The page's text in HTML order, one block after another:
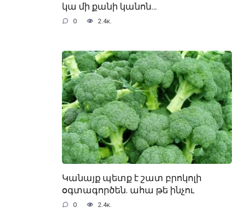
կա մի քանի կանոն…
0 2.4к.
Կանայք պետք է շատ բրոկոլի
օգտագործեն. ահա թե ինչու
0 2.4к.